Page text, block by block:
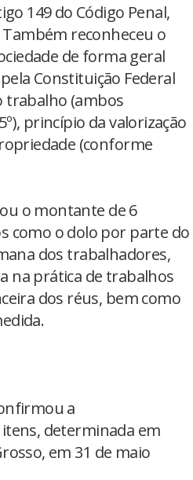
149 do Código Penal,
reconheceu o
de forma geral
Constituição Federal
trabalho (ambos
princípio da valorização
(conforme
o montante de 6
como o dolo por parte do
dos trabalhadores,
na prática de trabalhos
dos réus, bem como
a
determinada em
em 31 de maio